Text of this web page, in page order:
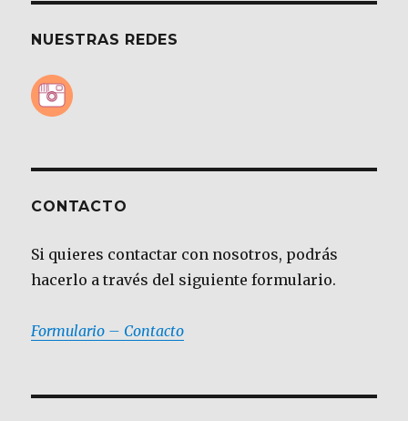
NUESTRAS REDES
CONTACTO
Si quieres contactar con nosotros, podrás
hacerlo a través del siguiente formulario.
Formulario – Contacto